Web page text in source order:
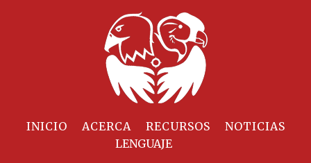
INICIO ACERCA RECURSOS NOTICIAS